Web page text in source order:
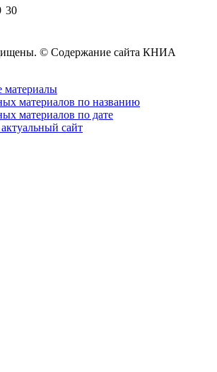
30
© Содержание сайта КНИА
материалы
материалов по названию
материалов по дате
сайт